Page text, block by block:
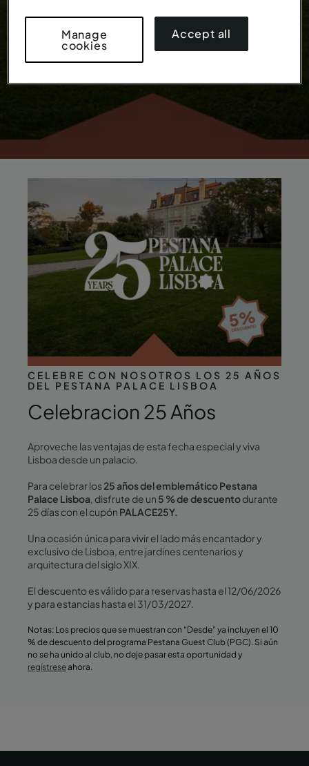
CELEBRE CON NOSOTROS LOS 25 AÑOS
DEL PESTANA PALACE LISBOA
Celebracion 25 Años
Aproveche las ventajas de esta fecha especial y viva
Lisboa desde un palacio.
Para celebrar los25 años del emblemático Pestana
Palace Lisboa, disfrute de un 5 % de descuentodurante
25 días con el cupón PALACE25Y.
Una ocasión única para vivir el lado más encantador y
exclusivo de Lisboa, entre jardines centenarios y
arquitectura del siglo XIX.
El descuento es válido para reservas hasta el 12/06/2026
y para estancias hasta el 31/03/2027.
Notas: Los precios que se muestran con “Desde” ya incluyen el 10
% de descuento del programa Pestana Guest Club (PGC). Si aún
no se ha unido al club, no deje pasar esta oportunidad y
regístreseahora.
Manage
cookies
Accept all